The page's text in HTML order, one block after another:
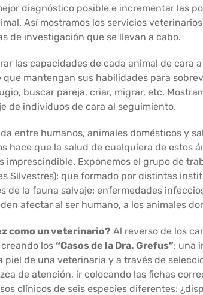
diagnóstico posible e incrementar las
Así mostramos los servicios
de investigación que se llevan a cabo.
las capacidades de cada animal de cara
mantengan sus habilidades para
buscar pareja, criar, migrar, etc.
de individuos de cara al seguimiento.
entre humanos, animales domésticos y
hace que la salud de cualquiera de estos
imprescindible. Exponemos el grupo de
Silvestres): que formado por distintas
de la fauna salvaje: enfermedades
afectar al ser humano, a los animales
como un veterinario? Al reverso de los
los “Casos de la Dra. Grefus”: una
piel de una veterinaria y a través de
de atención, ir colocando las fichas
clínicos de seis especies diferentes: